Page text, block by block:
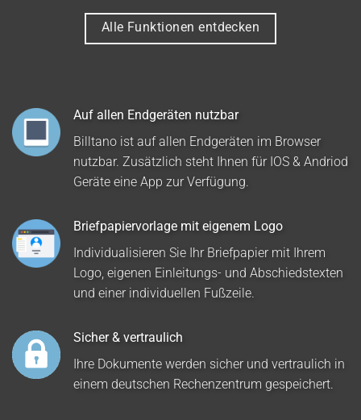
Alle Funktionen entdecken
Auf allen Endgeräten nutzbar
Billtano ist auf allen Endgeräten im Browser
nutzbar. Zusätzlich steht Ihnen für IOS & Andriod
Geräte eine App zur Verfügung.
Briefpapiervorlage mit eigenem Logo
Individualisieren Sie Ihr Briefpapier mit Ihrem
Logo, eigenen Einleitungs- und Abschiedstexten
und einer individuellen Fußzeile.
Sicher & vertraulich
Ihre Dokumente werden sicher und vertraulich in
einem deutschen Rechenzentrum gespeichert.